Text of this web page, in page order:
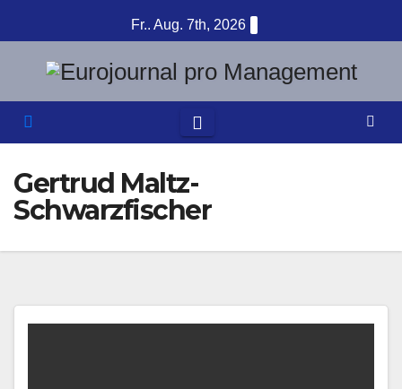
Inhalt
springen
Fr.. Aug. 7th, 2026
Gertrud Maltz-
Schwarzfischer